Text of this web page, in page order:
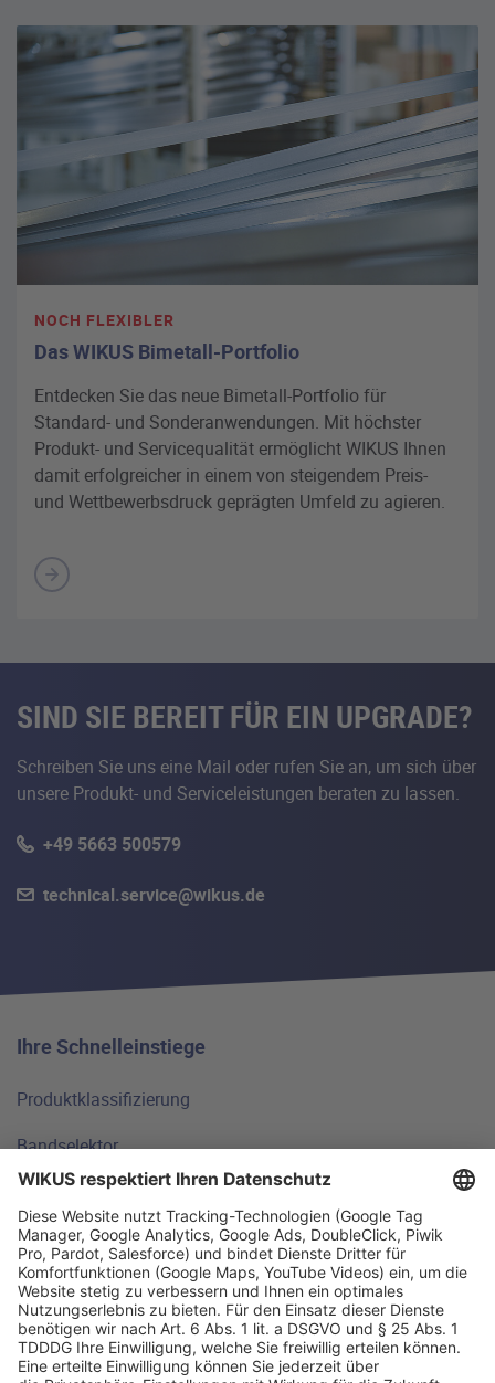
NOCH FLEXIBLER
Das WIKUS Bimetall-Portfolio
Entdecken Sie das neue Bimetall-Portfolio für
Standard- und Sonderanwendungen. Mit höchster
Produkt- und Servicequalität ermöglicht WIKUS Ihnen
damit erfolgreicher in einem von steigendem Preis-
und Wettbewerbsdruck geprägten Umfeld zu agieren.
SIND SIE BEREIT FÜR EIN UPGRADE?
Schreiben Sie uns eine Mail oder rufen Sie an, um sich über
unsere Produkt- und Serviceleistungen beraten zu lassen.
+49 5663 500579
technical.service@wikus.de
Ihre Schnelleinstiege
Produktklassifizierung
Bandselektor
Technische Grundlagen
FAQ
Standorte
Warum WIKUS
Ratgeber